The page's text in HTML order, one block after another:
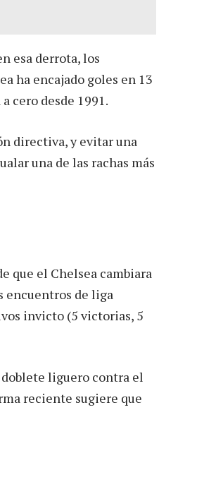
esa derrota, los
ha encajado goles en 13
cero desde 1991.
directiva, y evitar una
una de las rachas más
que el Chelsea cambiara
encuentros de liga
invicto (5 victorias, 5
liguero contra el
reciente sugiere que